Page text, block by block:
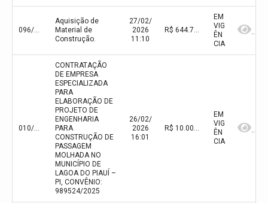
096/2025
Aquisição de
Material de
Construção.
27/02/
2026
11:10
R$ 644.751,25(valor inicial) R$ 644.751,25(valor atualizado)
EM
VIG
ÊN
CIA
010/2026
CONTRATAÇÃO
DE EMPRESA
ESPECIALIZADA
PARA
ELABORAÇÃO DE
PROJETO DE
ENGENHARIA
PARA
CONSTRUÇÃO DE
PASSAGEM
MOLHADA NO
MUNICÍPIO DE
LAGOA DO PIAUÍ –
PI, CONVÊNIO:
989524/2025
26/02/
2026
16:01
R$ 10.000,00(valor inicial) R$ 10.000,00(valor atualizado)
EM
VIG
ÊN
CIA